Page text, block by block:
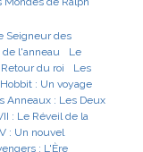
Seigneur des
de l'anneau
Le
du roi
Les
: Un voyage
Anneaux : Les Deux
: Le Réveil de la
: Un nouvel
: L'Ère